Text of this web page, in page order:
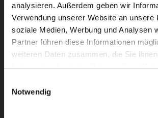
analysieren. Außerdem geben wir
Verwendung unserer Website an unsere
soziale Medien, Werbung und Analysen
Partner führen diese Informationen
weiteren Daten zusammen, die Sie
Notwendig
Dies könnte Sie
interessieren